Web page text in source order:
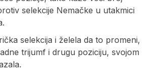
selekcije Nemačke u utakmici
selekcija i želela da to promeni,
trijumf i drugu poziciju, svojom